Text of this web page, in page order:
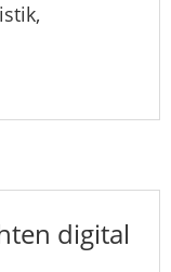
digital